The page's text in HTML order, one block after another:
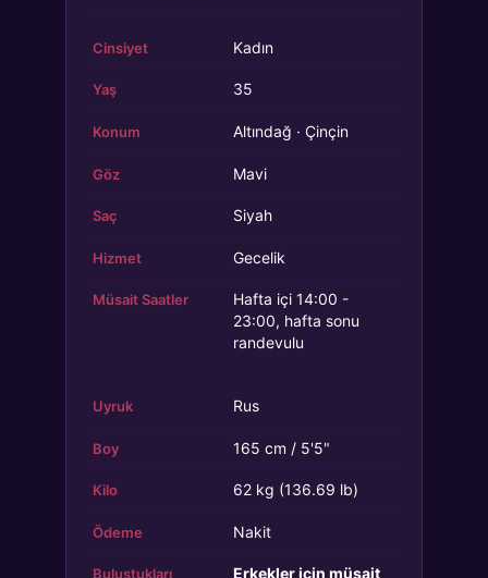
Cinsiyet Kadın
Yaş 35
Konum Altındağ · Çinçin
Göz Mavi
Saç Siyah
Hizmet Gecelik
Müsait Saatler
Hafta içi 14:00 -
23:00, hafta sonu
randevulu
Uyruk Rus
Boy 165 cm / 5'5"
Kilo 62 kg (136.69 lb)
Ödeme Nakit
Buluştukları Erkekler için müsait